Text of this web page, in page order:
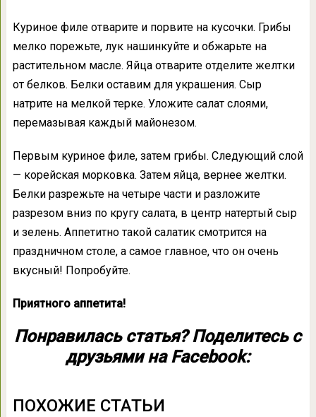
Куриное филе отварите и порвите на кусочки. Грибы
мелко порежьте, лук нашинкуйте и обжарьте на
растительном масле. Яйца отварите отделите желтки
от белков. Белки оставим для украшения. Сыр
натрите на мелкой терке. Уложите салат слоями,
перемазывая каждый майонезом.
Первым куриное филе, затем грибы. Следующий слой
— корейская морковка. Затем яйца, вернее желтки.
Белки разрежьте на четыре части и разложите
разрезом вниз по кругу салата, в центр натертый сыр
и зелень. Аппетитно такой салатик смотрится на
праздничном столе, а самое главное, что он очень
вкусный! Попробуйте.
Приятного аппетита!
Понравилась статья? Поделитесь с
друзьями на Facebook:
ПОХОЖИЕ СТАТЬИ